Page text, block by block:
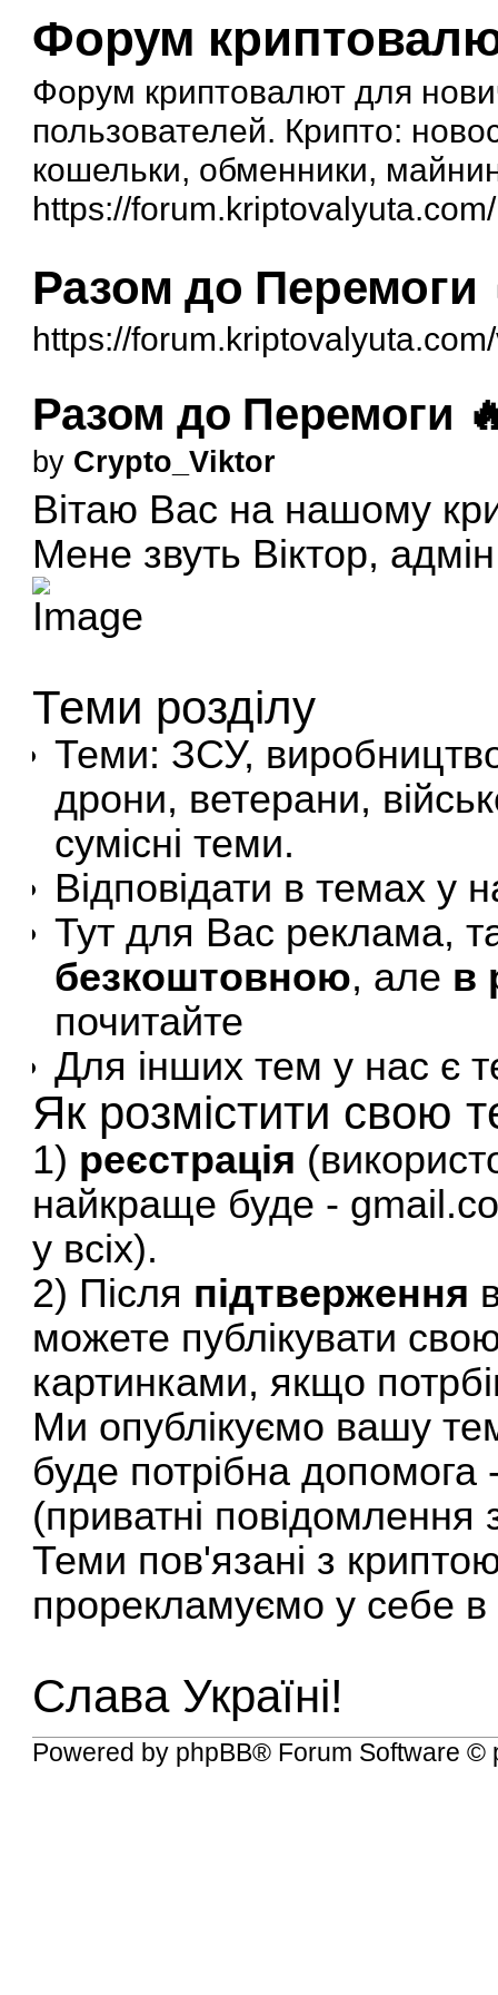
Форум
Форум криптовалют для
пользователей. Крипто:
кошельки, обменники,
https://forum.kriptovalyuta.com/
Разом до Перемоги
https://
Разом до Перемоги
by Crypto_Viktor
Вітаю Вас на нашому
Мене звуть Віктор,
Теми розділу
Теми: ЗСУ, виробництво
дрони, ветерани,
сумісні теми.
Відповідати в темах у
Тут для Вас реклама,
безкоштовною, але в
почитайте
Для інших тем у нас є
Як розмістити свою
1) реєстрація
найкраще буде -
у всіх).
2) Після підтверження
можете публікувати
картинками, якщо
Ми опублікуємо вашу
буде потрібна
(приватні повідомлення
Теми пов'язані з
прорекламуємо у себе в
Слава Україні!
Powered by phpBB® Forum Software ©